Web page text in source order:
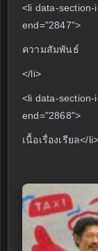
<li data-section-
end="2847">
ความสัมพันธ์
</li>
<li data-section-
end="2868">
เนื้อเรื่องเรียล</